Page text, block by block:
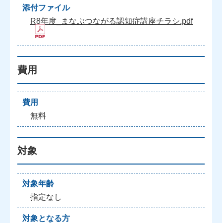
添付ファイル
R8年度_まなぶつながる認知症講座チラシ.pdf
費用
費用
無料
対象
対象年齢
指定なし
対象となる方